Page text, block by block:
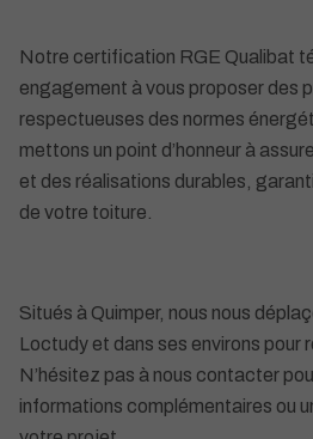
Notre certification RGE Qualibat
engagement à vous proposer des
respectueuses des normes
mettons un point d’honneur à
et des réalisations durables,
de votre toiture.
Situés à Quimper, nous nous
Loctudy et dans ses environs pour
N’hésitez pas à nous contacter
informations complémentaires ou